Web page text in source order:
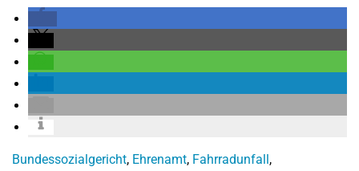
Bundessozialgericht, Ehrenamt, Fahrradunfall,